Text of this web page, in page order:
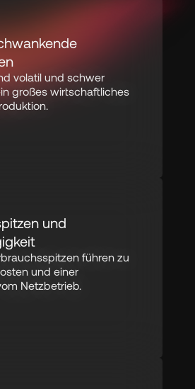
volatil und schwer
großes wirtschaftliches
und
führen zu
und einer
Netzbetrieb.